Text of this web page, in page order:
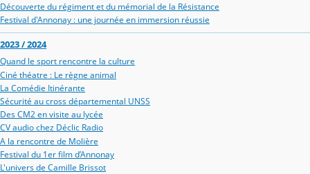
Découverte du régiment et du mémorial de la Résistance
Festival d'Annonay : une journée en immersion réussie
2023 / 2024
Quand le sport rencontre la culture
Ciné théatre : Le règne animal
La Comédie Itinérante
Sécurité au cross départemental UNSS
Des CM2 en visite au lycée
CV audio chez Déclic Radio
A la rencontre de Molière
Festival du 1er film d’Annonay
L'univers de Camille Brissot